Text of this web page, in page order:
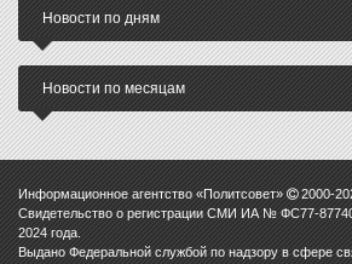
Новости по дням
Новости по месяцам
Информационное агентство «Политсовет» 2000-
Свидетельство о регистрации СМИ ИА № ФС77-
2024 года.
Выдано Федеральной службой по надзору в сфере